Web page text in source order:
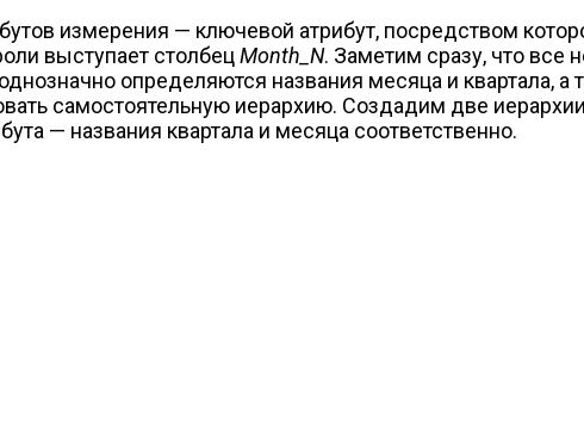
измерения — ключевой атрибут, посредством
выступает столбецMonth_N. Заметим сразу, что все
определяются названия месяца и квартала, а
самостоятельную иерархию. Создадим две
— названия квартала и месяца соответственно.